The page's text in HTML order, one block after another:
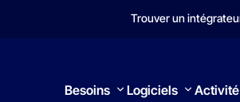
Trouver un
Besoins Logiciels Activité